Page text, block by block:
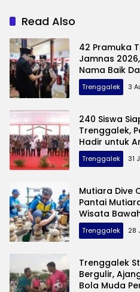
Pelaku Pembuangan
Read Also
42 Pramuka
Jamnas
Nama Baik
Trenggalek 3
240 Siswa
Trenggalek,
Hadir untuk
Trenggalek 31
Mutiara Dive
Pantai
Wisata
Trenggalek 28
Trenggalek
Bergulir,
Bola Muda